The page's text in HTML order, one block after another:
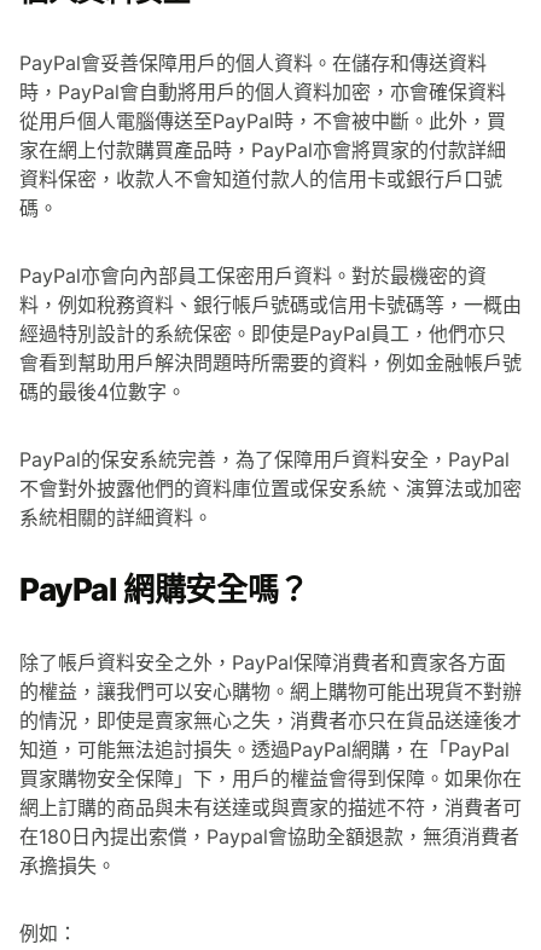
PayPal會妥善保障用戶的個人資料。在儲存和傳送資料
時，PayPal會自動將用戶的個人資料加密，亦會確保資料
從用戶個人電腦傳送至PayPal時，不會被中斷。此外，買
家在網上付款購買產品時，PayPal亦會將買家的付款詳細
資料保密，收款人不會知道付款人的信用卡或銀行戶口號
碼。
PayPal亦會向內部員工保密用戶資料。對於最機密的資
料，例如稅務資料、銀行帳戶號碼或信用卡號碼等，一概由
經過特別設計的系統保密。即使是PayPal員工，他們亦只
會看到幫助用戶解決問題時所需要的資料，例如金融帳戶號
碼的最後4位數字。
PayPal的保安系統完善，為了保障用戶資料安全，PayPal
不會對外披露他們的資料庫位置或保安系統、演算法或加密
系統相關的詳細資料。
PayPal 網購安全嗎？
除了帳戶資料安全之外，PayPal保障消費者和賣家各方面
的權益，讓我們可以安心購物。網上購物可能出現貨不對辦
的情況，即使是賣家無心之失，消費者亦只在貨品送達後才
知道，可能無法追討損失。透過PayPal網購，在「PayPal
買家購物安全保障」下，用戶的權益會得到保障。如果你在
網上訂購的商品與未有送達或與賣家的描述不符，消費者可
在180日內提出索償，Paypal會協助全額退款，無須消費者
承擔損失。
例如：